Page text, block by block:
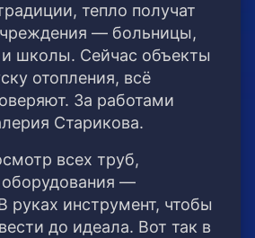
тепло получат
— больницы,
школы. Сейчас объекты
отопления, всё
За работами
Старикова.
всех труб,
—
руках инструмент, чтобы
до идеала. Вот так в